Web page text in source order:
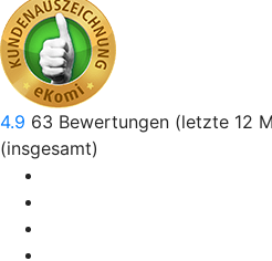
4.9 63 Bewertungen (letzte 12
(insgesamt)